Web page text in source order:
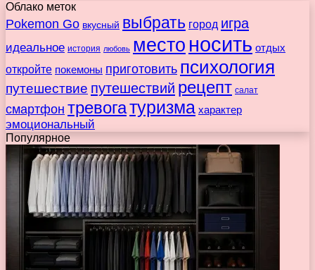
Облако меток
Pokemon Go вкусный выбрать город игра
идеальное история любовь место носить отдых
откройте покемоны приготовить психология
путешествие путешествий рецепт салат
смартфон тревогатуризма характер
эмоциональный
Популярное